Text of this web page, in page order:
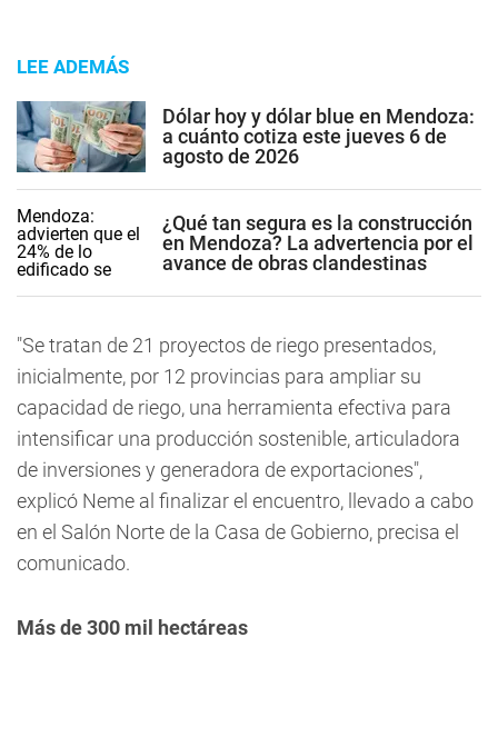
LEE ADEMÁS
Dólar hoy y dólar blue en Mendoza:
a cuánto cotiza este jueves 6 de
agosto de 2026
¿Qué tan segura es la construcción
en Mendoza? La advertencia por el
avance de obras clandestinas
"Se tratan de 21 proyectos de riego presentados,
inicialmente, por 12 provincias para ampliar su
capacidad de riego, una herramienta efectiva para
intensificar una producción sostenible, articuladora
de inversiones y generadora de exportaciones",
explicó Neme al finalizar el encuentro, llevado a cabo
en el Salón Norte de la Casa de Gobierno, precisa el
comunicado.
Más de 300 mil hectáreas